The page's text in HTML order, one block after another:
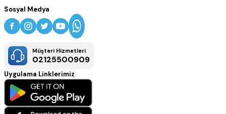
Sosyal Medya
Müşteri Hizmetleri
02125500909
Uygulama Linklerimiz